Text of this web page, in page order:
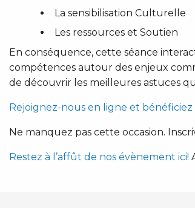
La sensibilisation Culturelle
Les ressources et Soutien
En conséquence, cette séance
compétences autour des enjeux
de découvrir les meilleures astuces
Rejoignez-nous en ligne et
Ne manquez pas cette occasion.
Restez à l’affût de nos évènement ici!